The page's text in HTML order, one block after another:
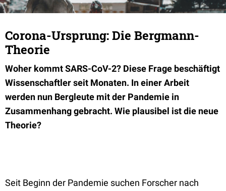
Corona-Ursprung: Die Bergmann-
Theorie
Woher kommt SARS-CoV-2? Diese Frage beschäftigt
Wissenschaftler seit Monaten. In einer Arbeit
werden nun Bergleute mit der Pandemie in
Zusammenhang gebracht. Wie plausibel ist die neue
Theorie?
Seit Beginn der Pandemie suchen Forscher nach